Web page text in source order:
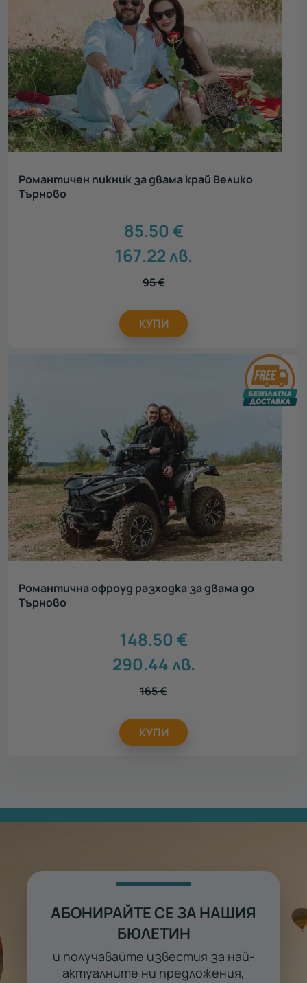
Романтичен пикник за двама край Велико
Търново
85.50 €
167.22лв.
95€
КУПИ
Романтична офроуд разходка за двама до
Търново
148.50 €
290.44лв.
165€
КУПИ
АБОНИРАЙТЕ СЕ ЗА НАШИЯ
БЮЛЕТИН
и получавайте известия за най-
актуалните ни предложения,